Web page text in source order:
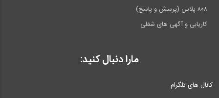
۸۰۸ پلاس (پرسش و پاسخ)
کاریابی و آگهی های شغلی
مارا دنبال کنید:
کانال های تلگرام